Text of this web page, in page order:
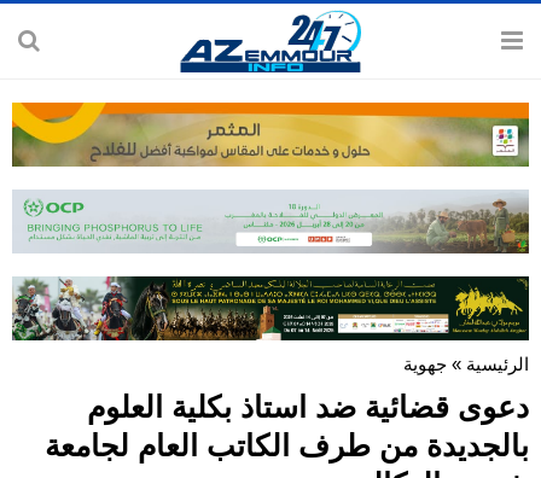
الرئيسية » جهوية
دعوى قضائية ضد استاذ بكلية العلوم
بالجديدة من طرف الكاتب العام لجامعة